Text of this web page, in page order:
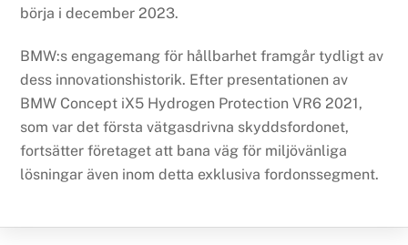
börja i december 2023.
BMW:s engagemang för hållbarhet framgår tydligt av
dess innovationshistorik. Efter presentationen av
BMW Concept iX5 Hydrogen Protection VR6 2021,
som var det första vätgasdrivna skyddsfordonet,
fortsätter företaget att bana väg för miljövänliga
lösningar även inom detta exklusiva fordonssegment.